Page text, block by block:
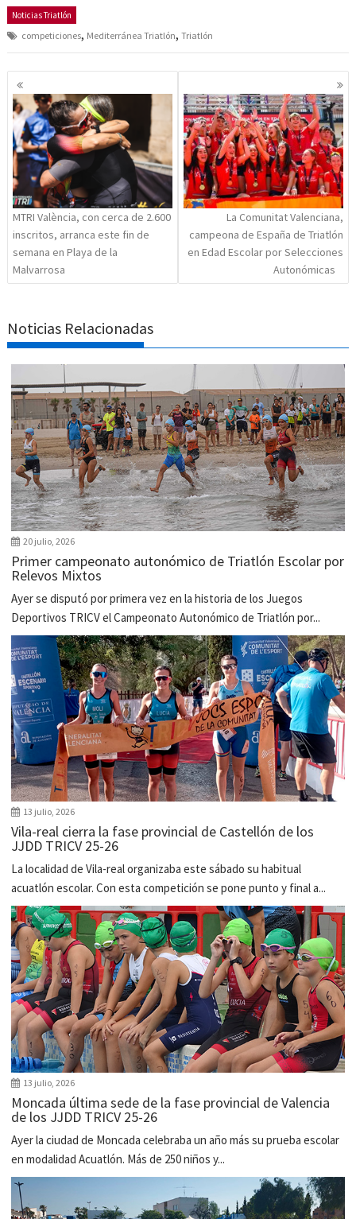
Noticias Triatlón
competiciones, Mediterránea Triatlón,Triatlón
Navegación
de
entradas
MTRI València, con cerca de 2.600
inscritos, arranca este fin de
semana en Playa de la
Malvarrosa
La Comunitat Valenciana,
campeona de España de Triatlón
en Edad Escolar por Selecciones
Autonómicas
Noticias Relacionadas
20 julio, 2026
Primer campeonato autonómico de Triatlón Escolar por
Relevos Mixtos
Ayer se disputó por primera vez en la historia de los Juegos
Deportivos TRICV el Campeonato Autonómico de Triatlón por...
13 julio, 2026
Vila-real cierra la fase provincial de Castellón de los
JJDD TRICV 25-26
La localidad de Vila-real organizaba este sábado su habitual
acuatlón escolar. Con esta competición se pone punto y final a...
13 julio, 2026
Moncada última sede de la fase provincial de Valencia
de los JJDD TRICV 25-26
Ayer la ciudad de Moncada celebraba un año más su prueba escolar
en modalidad Acuatlón. Más de 250 niños y...